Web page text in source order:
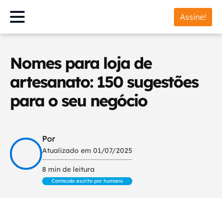
Assine!
Nomes para loja de
artesanato: 150 sugestões
para o seu negócio
Por
Atualizado em 01/07/2025
8 min de leitura
Conteúdo escrito por humano